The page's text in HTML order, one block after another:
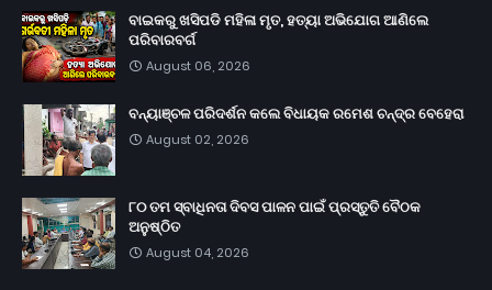
ବାଇକରୁ ଖସିପଡି ମହିଳା ମୃତ, ହତ୍ୟା ଅଭିଯୋଗ ଆଣିଲେ
ପରିବାରବର୍ଗ
August 06, 2026
ବନ୍ୟାଞ୍ଚଳ ପରିଦର୍ଶନ କଲେ ବିଧାୟକ ରମେଶ ଚନ୍ଦ୍ର ବେହେରା
August 02, 2026
୮୦ ତମ ସ୍ବାଧିନତା ଦିବସ ପାଳନ ପାଇଁ ପ୍ରସ୍ତୁତି ବୈଠକ
ଅନୁଷ୍ଠିତ
August 04, 2026